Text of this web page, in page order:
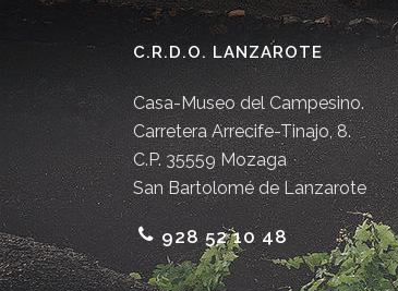
C.R.D.O. LANZAROTE
Casa-Museo del Campesino.
Carretera Arrecife-Tinajo, 8.
C.P. 35559 Mozaga
San Bartolomé de Lanzarote
928 52 10 48